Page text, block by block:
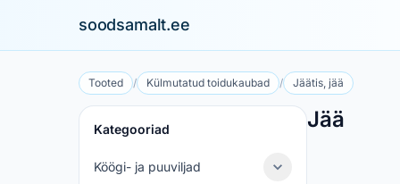
soodsamalt.ee
Tooted / Külmutatud toidukaubad / Jäätis, jää
Kategooriad
Köögi- ja puuviljad
Jää